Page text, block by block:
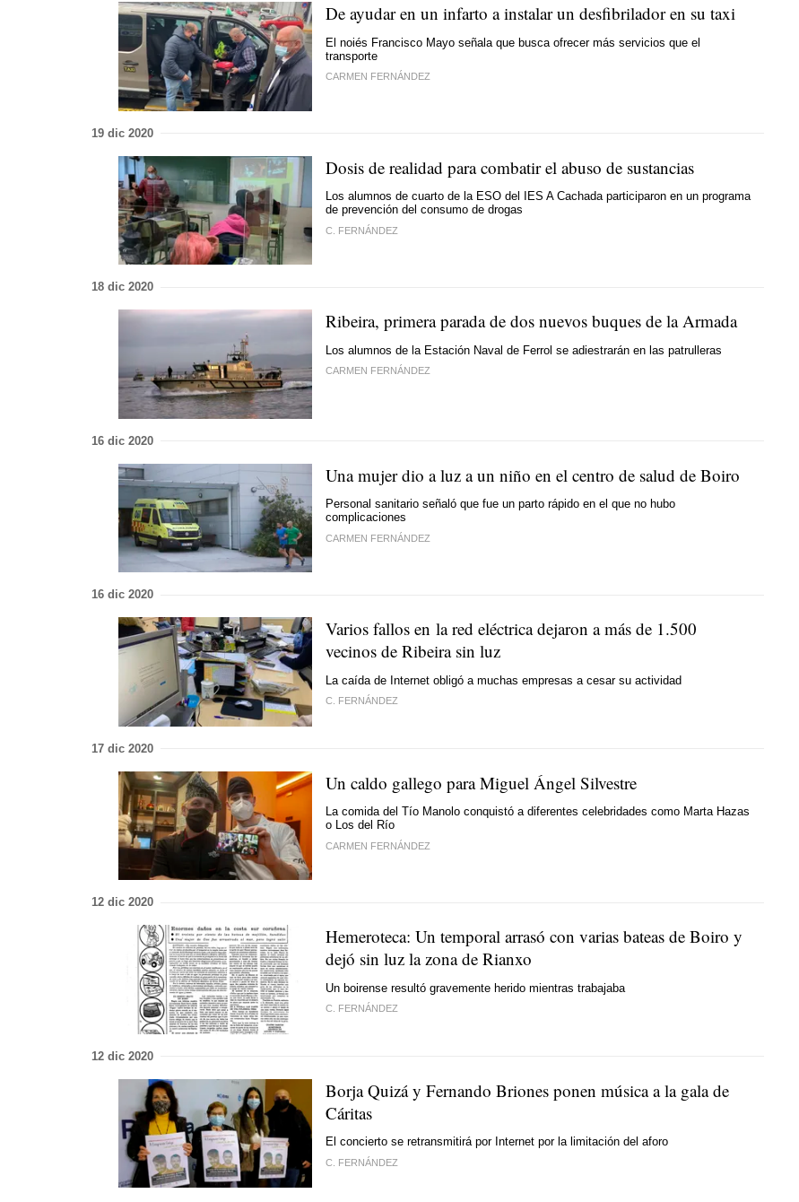
De ayudar en un infarto a instalar un desfibrilador en su taxi
El noiés Francisco Mayo señala que busca ofrecer más servicios que el
transporte
CARMEN FERNÁNDEZ
19 dic 2020
Dosis de realidad para combatir el abuso de sustancias
Los alumnos de cuarto de la ESO del IES A Cachada participaron en un programa
de prevención del consumo de drogas
C. FERNÁNDEZ
18 dic 2020
Ribeira, primera parada de dos nuevos buques de la Armada
Los alumnos de la Estación Naval de Ferrol se adiestrarán en las patrulleras
CARMEN FERNÁNDEZ
16 dic 2020
Una mujer dio a luz a un niño en el centro de salud de Boiro
Personal sanitario señaló que fue un parto rápido en el que no hubo
complicaciones
CARMEN FERNÁNDEZ
16 dic 2020
Varios fallos en la red eléctrica dejaron a más de 1.500
vecinos de Ribeira sin luz
La caída de Internet obligó a muchas empresas a cesar su actividad
C. FERNÁNDEZ
17 dic 2020
Un caldo gallego para Miguel Ángel Silvestre
La comida del Tío Manolo conquistó a diferentes celebridades como Marta Hazas
o Los del Río
CARMEN FERNÁNDEZ
12 dic 2020
Hemeroteca: Un temporal arrasó con varias bateas de Boiro y
dejó sin luz la zona de Rianxo
Un boirense resultó gravemente herido mientras trabajaba
C. FERNÁNDEZ
12 dic 2020
Borja Quizá y Fernando Briones ponen música a la gala de
Cáritas
El concierto se retransmitirá por Internet por la limitación del aforo
C. FERNÁNDEZ